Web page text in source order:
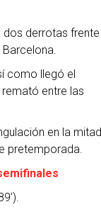
dos derrotas frente
como llegó el
entre las
en la mitad
pretemporada.